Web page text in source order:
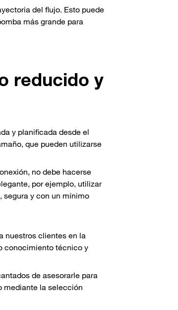
del flujo. Esto puede
más grande para
reducido y
y planificada desde el
que pueden utilizarse
no debe hacerse
por ejemplo, utilizar
segura y con un mínimo
nuestros clientes en la
conocimiento técnico y
de asesorarle para
mediante la selección